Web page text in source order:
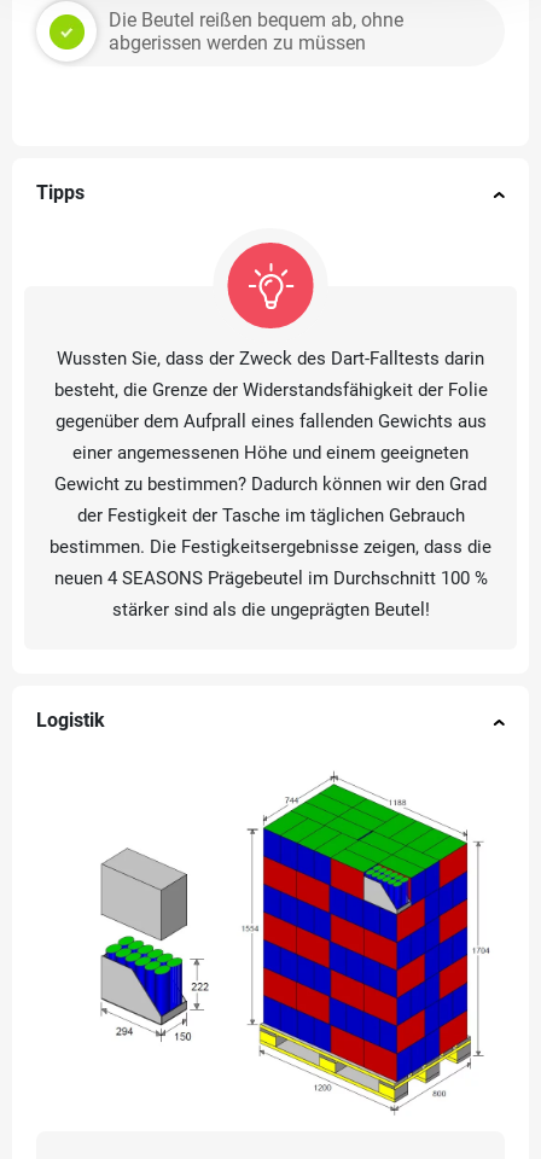
Die Beutel reißen bequem ab, ohne
abgerissen werden zu müssen
Tipps
Wussten Sie, dass der Zweck des Dart-Falltests darin
besteht, die Grenze der Widerstandsfähigkeit der Folie
gegenüber dem Aufprall eines fallenden Gewichts aus
einer angemessenen Höhe und einem geeigneten
Gewicht zu bestimmen? Dadurch können wir den Grad
der Festigkeit der Tasche im täglichen Gebrauch
bestimmen. Die Festigkeitsergebnisse zeigen, dass die
neuen 4 SEASONS Prägebeutel im Durchschnitt 100 %
stärker sind als die ungeprägten Beutel!
Logistik